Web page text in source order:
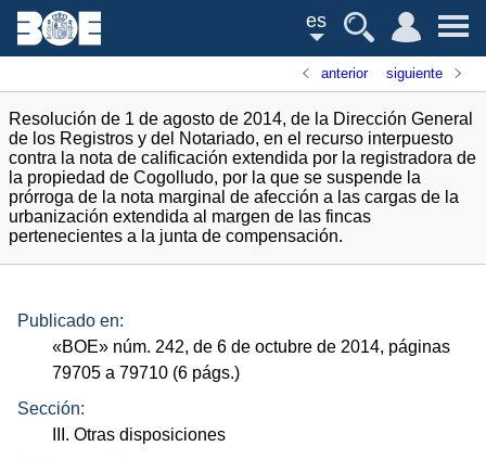
es
anterior siguiente
Resolución de 1 de agosto de 2014, de la Dirección General
de los Registros y del Notariado, en el recurso interpuesto
contra la nota de calificación extendida por la registradora de
la propiedad de Cogolludo, por la que se suspende la
prórroga de la nota marginal de afección a las cargas de la
urbanización extendida al margen de las fincas
pertenecientes a la junta de compensación.
Publicado en:
«BOE» núm. 242, de 6 de octubre de 2014, páginas
79705 a 79710 (6 págs.)
Sección:
III. Otras disposiciones